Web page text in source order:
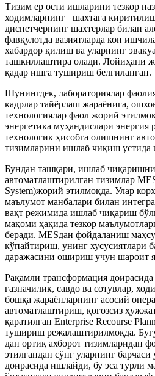
Тизим ер ости ишларини тезкор
ходимларнинг шахтага
диспетчернинг шахтерлар билан
фавқулотда вазиятларда кон
хабардор қилиш ва уларнинг
ташкиллаштира олади. Лойиҳани
қадар ишга тушириш белгиланган.
Шунингдек, лабораториялар
кадрлар тайёрлаш жараёнига,
технологиялар фаол жорий
энергетика муҳандислари энергия
технологик ҳисобга олишнинг
тизимларини ишлаб чиқиш
Бундан ташқари, ишлаб
автоматлаштирилган тизимлар
System)жорий этилмоқда. Улар
маълумот манбалари билан
вақт режимида ишлаб чиқариш
мақоми ҳақида тезкор
беради. MESдан фойдаланиш
кўпайтириш, унинг хусусиятлари
даражасини ошириш учун шароит
Рақамли трансформация доирасида
ғазначилик, савдо ва сотувлар,
бошқа жараёнларнинг асосий
автоматлаштириш, қоғозсиз
қаратилган Enterprise Recourse
тушириш режалаштирилмоқда.
дан ортиқ ахборот тизимларидан
этилгандан сўнг уларнинг
доирасида ишлайди, бу эса турли